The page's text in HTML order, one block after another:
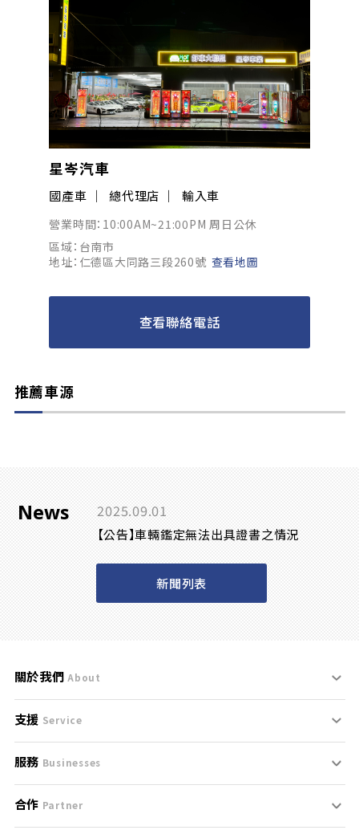
星岑汽車
國產車 總代理店 輸入車
營業時間：10:00AM~21:00PM 周日公休
區域：台南市
地址：仁德區大同路三段260號 查看地圖
查看聯絡電話
推薦車源
News 2025.09.01
【公告】車輛鑑定無法出具證書之情況
新聞列表
關於我們 About
刊登規範
服務條款
免責聲明
支援 Service
支援中心
聯絡我們
服務 Businesses
什麼是Goo鑑定？
合作 Partner